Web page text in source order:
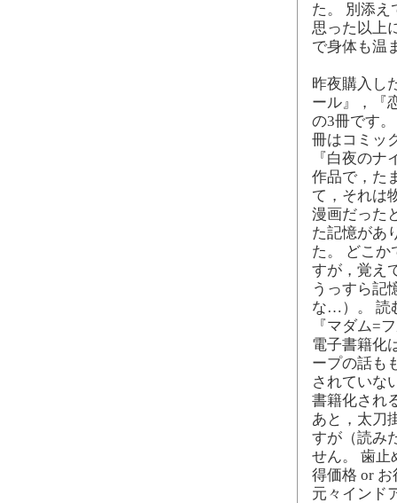
た。 別添え
思った以上
で身体も温
昨夜購入し
ール』，『
の3冊です
冊はコミッ
『白夜の
作品で，た
て，それは
漫画だった
た記憶があ
た。 どこか
すが，覚え
うっすら記
な…）。 読
『マダム=
電子書籍化
ープの話も
されていな
書籍化され
あと，太刀
すが（読み
せん。 歯止
得価格 or
元々インド